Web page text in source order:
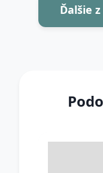
Ďalšie